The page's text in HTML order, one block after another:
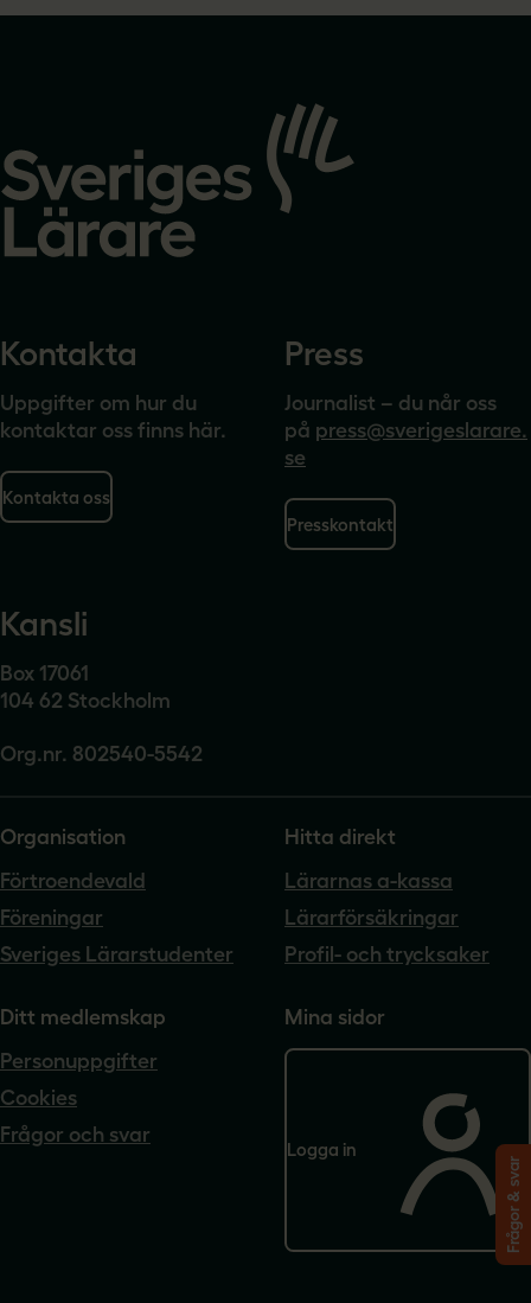
startsidan
Kontakta
Uppgifter om hur du
kontaktar oss finns här.
Kontakta oss
Press
Journalist – du når oss
på press@sverigeslarare.
se
Presskontakt
Kansli
Box 17061
104 62 Stockholm
Org.nr. 802540-5542
Organisation
Förtroendevald
Föreningar
Sveriges Lärarstudenter
Hitta direkt
Lärarnas a-kassa
Lärarförsäkringar
Profil- och trycksaker
Ditt medlemskap
Personuppgifter
Cookies
Frågor och svar
Mina sidor
Logga in
Frågor & svar